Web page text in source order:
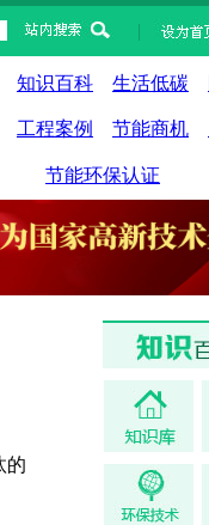
|
知识百科 生活低碳
工程案例 节能商机
节能环保认证
的